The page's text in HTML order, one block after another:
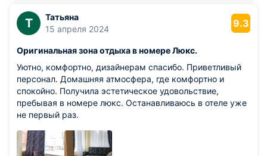
Т
Татьяна
15 апреля 2024
9.3
Оригинальная зона отдыха в номере Люкс.
Уютно, комфортно, дизайнерам спасибо. Приветливый
персонал. Домашняя атмосфера, где комфортно и
спокойно. Получила эстетическое удовольствие,
пребывая в номере люкс. Останавливаюсь в отеле уже
не первый раз.